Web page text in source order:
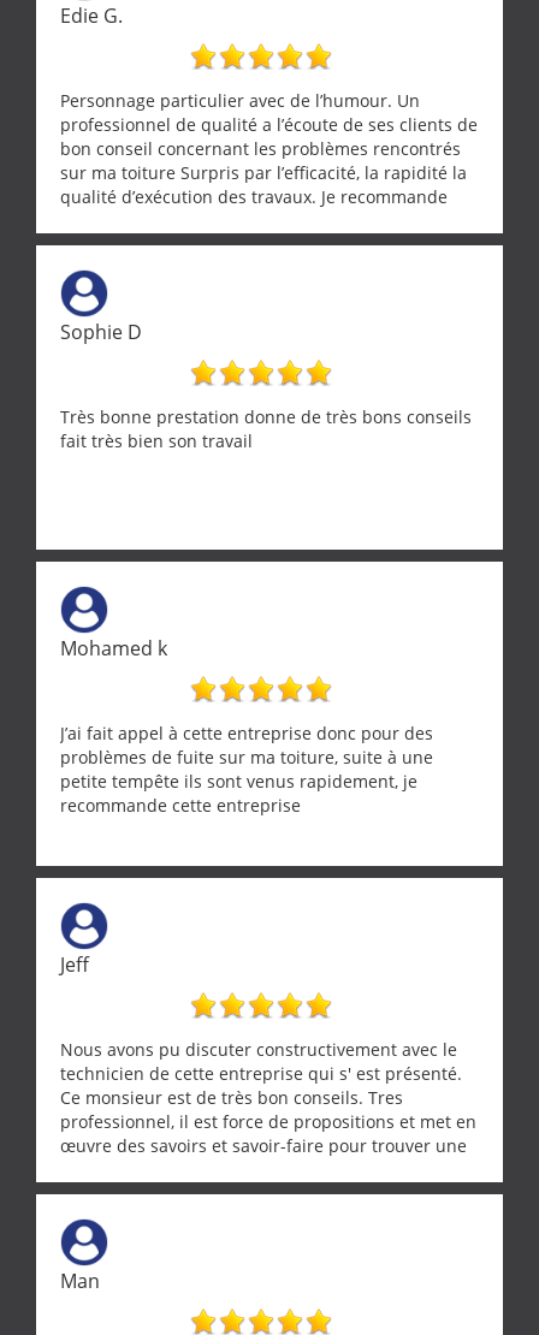
Edie G.
Personnage particulier avec de l’humour. Un
professionnel de qualité a l’écoute de ses clients de
bon conseil concernant les problèmes rencontrés
sur ma toiture Surpris par l’efficacité, la rapidité la
qualité d’exécution des travaux. Je recommande
Sophie D
Très bonne prestation donne de très bons conseils
fait très bien son travail
Mohamed k
J’ai fait appel à cette entreprise donc pour des
problèmes de fuite sur ma toiture, suite à une
petite tempête ils sont venus rapidement, je
recommande cette entreprise
Jeff
Nous avons pu discuter constructivement avec le
technicien de cette entreprise qui s' est présenté.
Ce monsieur est de très bon conseils. Tres
professionnel, il est force de propositions et met en
œuvre des savoirs et savoir-faire pour trouver une
demande de l écoute et de la considération, ce qui
ne se trouve que chez les pationnés de leur métier.
Merci a ce monsieur pour sa disponibilité
Man